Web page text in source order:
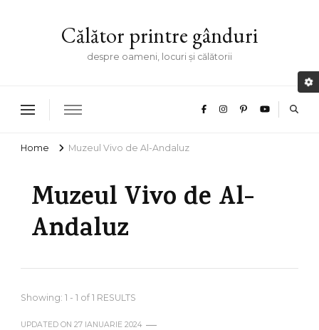
Călător printre gânduri
despre oameni, locuri și călătorii
Home Muzeul Vivo de Al-Andaluz
Muzeul Vivo de Al-
Andaluz
Showing: 1 - 1 of 1 RESULTS
UPDATED ON 27 IANUARIE 2024